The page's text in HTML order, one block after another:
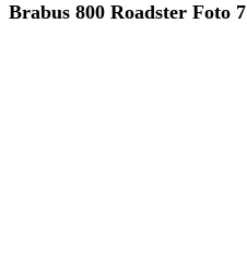
Brabus 800 Roadster Foto 7